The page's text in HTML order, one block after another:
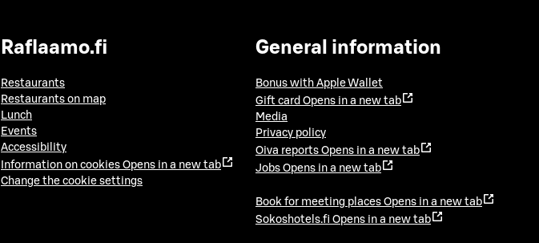
Raflaamo.fi
Restaurants
Restaurants on map
Lunch
Events
Accessibility
Information on cookies Opens in a new tab
Change the cookie settings
General information
Bonus with Apple Wallet
Gift card Opens in a new tab
Media
Privacy policy
Oiva reports Opens in a new tab
Jobs Opens in a new tab
Book for meeting places Opens in a new tab
Sokoshotels.fi Opens in a new tab